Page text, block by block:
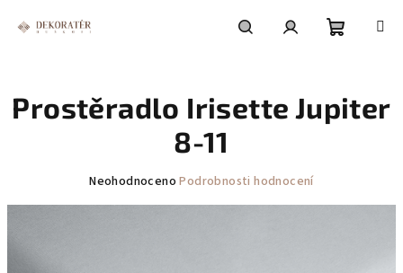
košík
Prostěradlo Irisette Jupiter
8-11
Průměrné
Neohodnoceno Podrobnosti hodnocení